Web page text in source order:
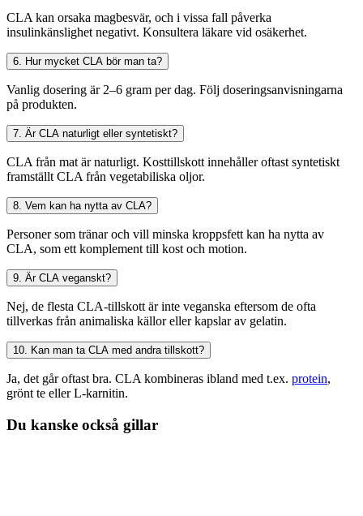
CLA kan orsaka magbesvär, och i vissa fall påverka
insulinkänslighet negativt. Konsultera läkare vid osäkerhet.
6. Hur mycket CLA bör man ta?
Vanlig dosering är 2–6 gram per dag. Följ doseringsanvisningarna
på produkten.
7. Är CLA naturligt eller syntetiskt?
CLA från mat är naturligt. Kosttillskott innehåller oftast syntetiskt
framställt CLA från vegetabiliska oljor.
8. Vem kan ha nytta av CLA?
Personer som tränar och vill minska kroppsfett kan ha nytta av
CLA, som ett komplement till kost och motion.
9. Är CLA veganskt?
Nej, de flesta CLA-tillskott är inte veganska eftersom de ofta
tillverkas från animaliska källor eller kapslar av gelatin.
10. Kan man ta CLA med andra tillskott?
Ja, det går oftast bra. CLA kombineras ibland med t.ex. protein,
grönt te eller L-karnitin.
Du kanske också gillar